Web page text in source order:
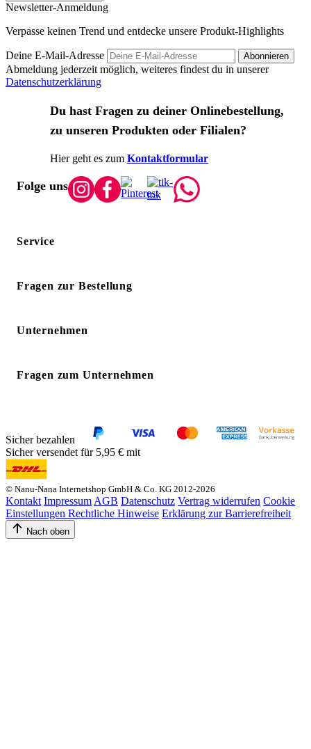
Newsletter-Anmeldung
Verpasse keinen Trend und entdecke unsere Produkt-Highlights
Deine E-Mail-Adresse Abonnieren
Abmeldung jederzeit möglich, weiteres findest du in unserer
Datenschutzerklärung
Du hast Fragen zu deiner Onlinebestellung,
zu unseren Produkten oder Filialen?
Hier geht es zum Kontaktformular
Folge uns
Service
Fragen zur Bestellung
Unternehmen
Fragen zum Unternehmen
Sicher bezahlen
Sicher versendet für 5,95 € mit
© Nanu-Nana Internetshop GmbH & Co. KG 2012-2026
Kontakt Impressum AGB Datenschutz Vertrag widerrufen Cookie
Einstellungen Rechtliche Hinweise Erklärung zur Barrierefreiheit
Nach oben